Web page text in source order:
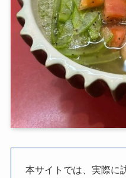
本サイトでは、実際に